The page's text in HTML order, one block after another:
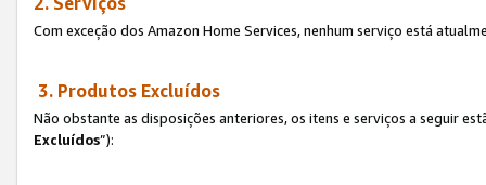
Com exceção dos Amazon Home Services, nenhum serviço está
3. Produtos Excluídos
Não obstante as disposições anteriores, os itens e serviços a seguir
Excluídos”):